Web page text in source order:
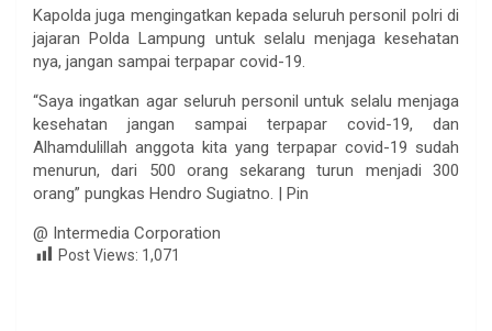
Kapolda juga mengingatkan kepada seluruh personil polri di
jajaran Polda Lampung untuk selalu menjaga kesehatan
nya, jangan sampai terpapar covid-19.
“Saya ingatkan agar seluruh personil untuk selalu menjaga
kesehatan jangan sampai terpapar covid-19, dan
Alhamdulillah anggota kita yang terpapar covid-19 sudah
menurun, dari 500 orang sekarang turun menjadi 300
orang” pungkas Hendro Sugiatno. | Pin
@ Intermedia Corporation
Post Views: 1,071